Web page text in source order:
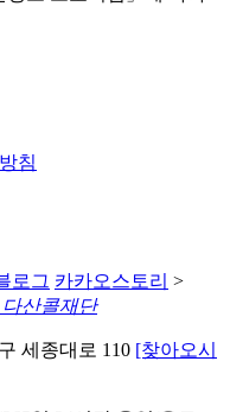
침
로그 카카오스토리 >
다산콜재단
세종대로 110 [찾아오시